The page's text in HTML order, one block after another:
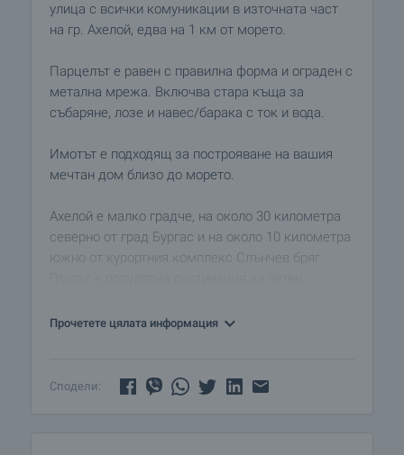
улица с всички комуникации в източната част
на гр. Ахелой, едва на 1 км от морето.
Парцелът е равен с правилна форма и ограден с
метална мрежа. Включва стара къща за
събаряне, лозе и навес/барака с ток и вода.
Имотът е подходящ за построяване на вашия
мечтан дом близо до морето.
Ахелой е малко градче, на около 30 километра
северно от град Бургас и на около 10 километра
южно от курортния комплекс Слънчев бряг.
Предлага разнообразие от туристически
ивица е дълга и широка, с чист пясък и
Прочетете цялата информация
Сподели: